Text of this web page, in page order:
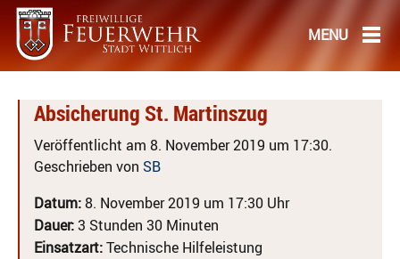
Absicherung St. Martinszug
Veröffentlicht am 8. November 2019 um 17:30.
Geschrieben von SB
Datum:8. November 2019 um 17:30 Uhr
Dauer:3 Stunden 30 Minuten
Einsatzart:Technische Hilfeleistung